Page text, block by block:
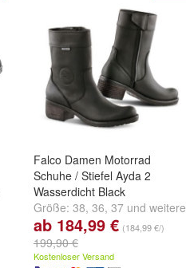
Falco Damen Motorrad
Schuhe / Stiefel Ayda 2
Wasserdicht Black
Größe: 38, 36, 37 und weitere
...
ab 184,99 € (184,99 €/)
199,90 €
Kostenloser Versand